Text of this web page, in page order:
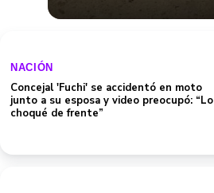
NACIÓN
Concejal 'Fuchi' se accidentó en moto
junto a su esposa y video preocupó: “Lo
choqué de frente”